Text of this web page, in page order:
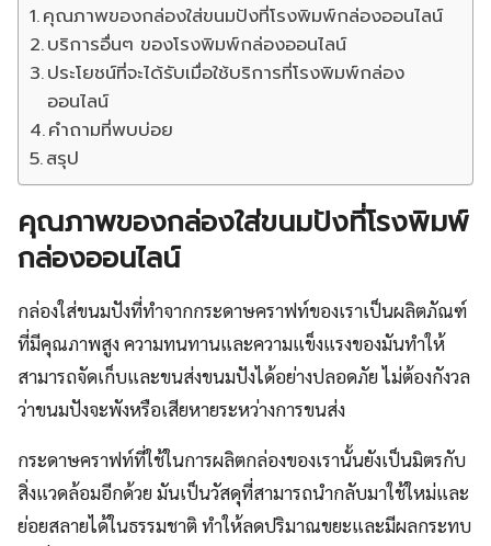
คุณภาพของกล่องใส่ขนมปังที่โรงพิมพ์กล่องออนไลน์
บริการอื่นๆ ของโรงพิมพ์กล่องออนไลน์
ประโยชน์ที่จะได้รับเมื่อใช้บริการที่โรงพิมพ์กล่อง
ออนไลน์
คำถามที่พบบ่อย
สรุป
คุณภาพของกล่องใส่ขนมปังที่โรงพิมพ์
กล่องออนไลน์
กล่องใส่ขนมปังที่ทำจากกระดาษคราฟท์ของเราเป็นผลิตภัณฑ์
ที่มีคุณภาพสูง ความทนทานและความแข็งแรงของมันทำให้
สามารถจัดเก็บและขนส่งขนมปังได้อย่างปลอดภัย ไม่ต้องกังวล
ว่าขนมปังจะพังหรือเสียหายระหว่างการขนส่ง
กระดาษคราฟท์ที่ใช้ในการผลิตกล่องของเรานั้นยังเป็นมิตรกับ
สิ่งแวดล้อมอีกด้วย มันเป็นวัสดุที่สามารถนำกลับมาใช้ใหม่และ
ย่อยสลายได้ในธรรมชาติ ทำให้ลดปริมาณขยะและมีผลกระทบ